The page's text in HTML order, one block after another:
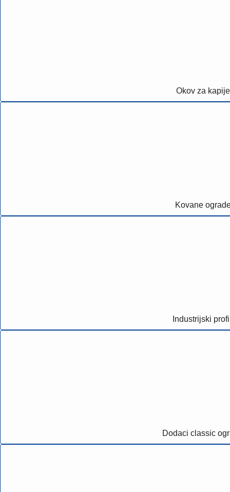
Okov za kapije
Kovane
Industrijski
Dodaci classic